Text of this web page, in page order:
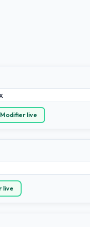
Modifier live
live